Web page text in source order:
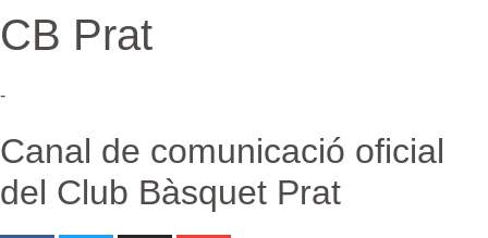
Ir
al
CB Prat
-
Canal de comunicació oficial
del Club Bàsquet Prat